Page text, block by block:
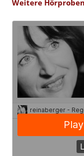
Weitere Hörproben